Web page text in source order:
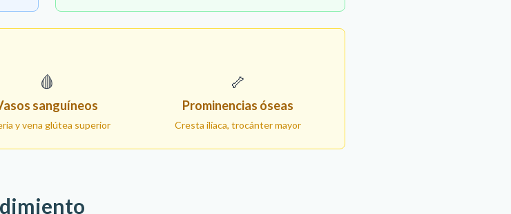
🩸
sanguíneos
y vena glútea superior
🦴
Prominencias óseas
Cresta ilíaca, trocánter mayor